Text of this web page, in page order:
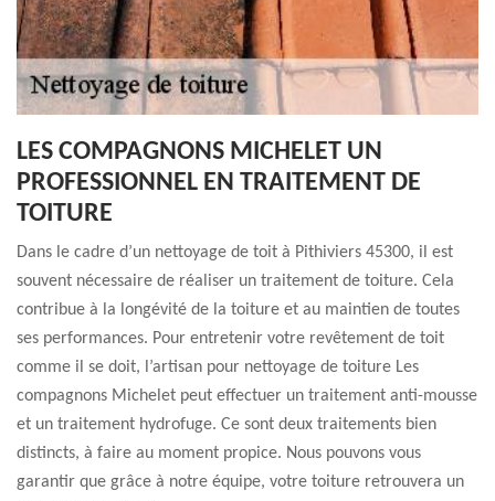
LES COMPAGNONS MICHELET UN
PROFESSIONNEL EN TRAITEMENT DE
TOITURE
Dans le cadre d’un nettoyage de toit à Pithiviers 45300, il est
souvent nécessaire de réaliser un traitement de toiture. Cela
contribue à la longévité de la toiture et au maintien de toutes
ses performances. Pour entretenir votre revêtement de toit
comme il se doit, l’artisan pour nettoyage de toiture Les
compagnons Michelet peut effectuer un traitement anti-mousse
et un traitement hydrofuge. Ce sont deux traitements bien
distincts, à faire au moment propice. Nous pouvons vous
garantir que grâce à notre équipe, votre toiture retrouvera un